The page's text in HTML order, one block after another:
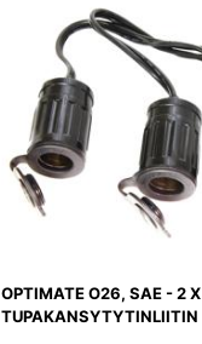
OPTIMATE O26, SAE - 2 X
TUPAKANSYTYTINLIITIN